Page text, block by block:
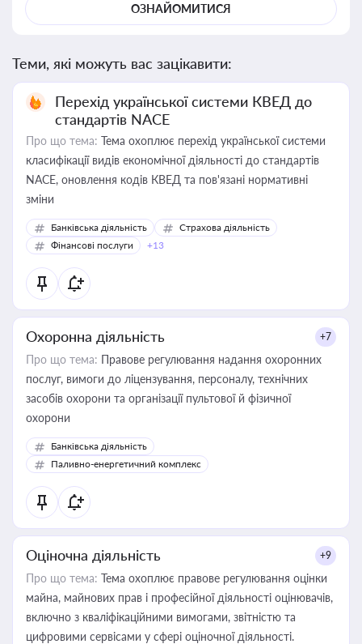
ОЗНАЙОМИТИСЯ
Теми, які можуть вас зацікавити:
Перехід української системи КВЕД до
стандартів NACE
Про що тема: Тема охоплює перехід української системи
класифікації видів економічної діяльності до стандартів
NACE, оновлення кодів КВЕД та пов'язані нормативні
зміни
Банківська діяльність
Страхова діяльність
Фінансові послуги
+13
Охоронна діяльність +7
Про що тема: Правове регулювання надання охоронних
послуг, вимоги до ліцензування, персоналу, технічних
засобів охорони та організації пультової й фізичної
охорони
Банківська діяльність
Паливно-енергетичний комплекс
Оціночна діяльність +9
Про що тема: Тема охоплює правове регулювання оцінки
майна, майнових прав і професійної діяльності оцінювачів,
включно з кваліфікаційними вимогами, звітністю та
цифровими сервісами у сфері оціночної діяльності.